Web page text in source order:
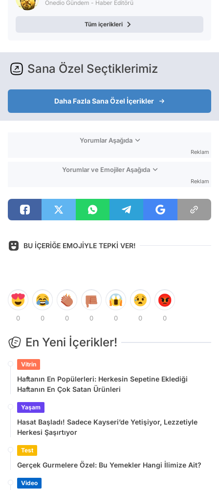
Onedio Gündem - Haber Editörü
Tüm içerikleri
Sana Özel Seçtiklerimiz
Daha Fazla Sana Özel İçerikler
Yorumlar Aşağıda
Reklam
Yorumlar ve Emojiler Aşağıda
Reklam
BU İÇERİĞE EMOJİYLE TEPKİ VER!
0 0 0 0 0 0 0
En Yeni İçerikler!
Vitrin
Haftanın En Popülerleri: Herkesin Sepetine Eklediği
Haftanın En Çok Satan Ürünleri
Yaşam
Hasat Başladı! Sadece Kayseri’de Yetişiyor, Lezzetiyle
Herkesi Şaşırtıyor
Test
Gerçek Gurmelere Özel: Bu Yemekler Hangi İlimize Ait?
Video